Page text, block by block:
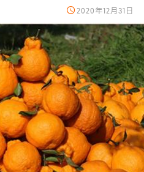
2020年12月31日